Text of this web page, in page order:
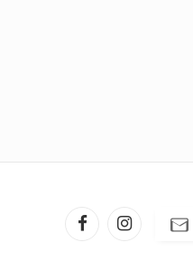
FacebookInstagram